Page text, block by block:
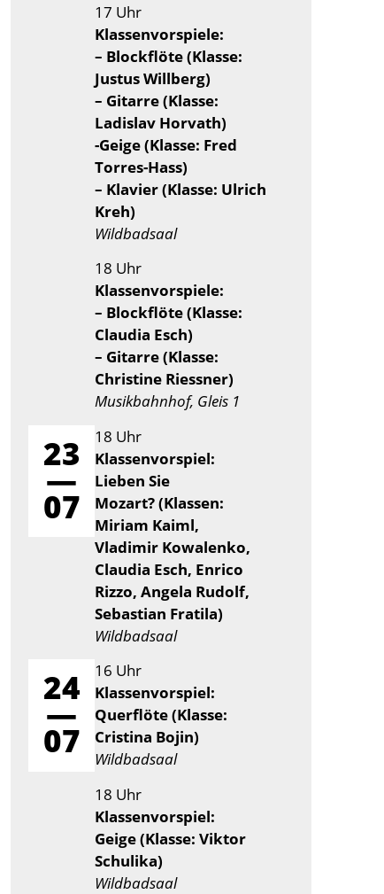
17 Uhr
Klassenvorspiele:
– Blockflöte (Klasse:
Justus Willberg)
– Gitarre (Klasse:
Ladislav Horvath)
-Geige (Klasse: Fred
Torres-Hass)
– Klavier (Klasse: Ulrich
Kreh)
Wildbadsaal
18 Uhr
Klassenvorspiele:
– Blockflöte (Klasse:
Claudia Esch)
– Gitarre (Klasse:
Christine Riessner)
Musikbahnhof, Gleis 1
23
—
07
18 Uhr
Klassenvorspiel:
Lieben Sie
Mozart? (Klassen:
Miriam Kaiml,
Vladimir Kowalenko,
Claudia Esch, Enrico
Rizzo, Angela Rudolf,
Sebastian Fratila)
Wildbadsaal
24
—
07
16 Uhr
Klassenvorspiel:
Querflöte (Klasse:
Cristina Bojin)
Wildbadsaal
18 Uhr
Klassenvorspiel:
Geige (Klasse: Viktor
Schulika)
Wildbadsaal